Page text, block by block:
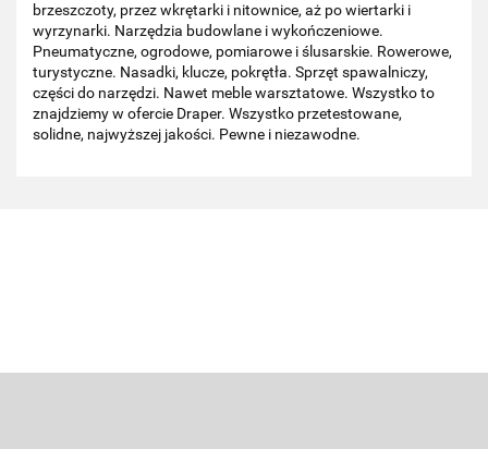
brzeszczoty, przez wkrętarki i nitownice, aż po wiertarki i
wyrzynarki. Narzędzia budowlane i wykończeniowe.
Pneumatyczne, ogrodowe, pomiarowe i ślusarskie. Rowerowe,
turystyczne. Nasadki, klucze, pokrętła. Sprzęt spawalniczy,
części do narzędzi. Nawet meble warsztatowe. Wszystko to
znajdziemy w ofercie Draper. Wszystko przetestowane,
solidne, najwyższej jakości. Pewne i niezawodne.